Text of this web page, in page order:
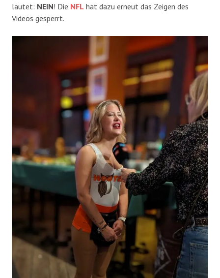
lautet: NEIN! Die NFL hat dazu erneut das Zeigen des
Videos gesperrt.